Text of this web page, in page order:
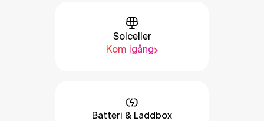
Solceller
Kom igång
Batteri & Laddbox